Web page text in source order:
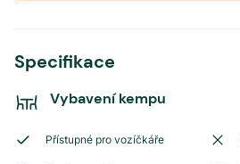
Specifikace
Vybavení kempu
Přístupné pro vozíčkáře